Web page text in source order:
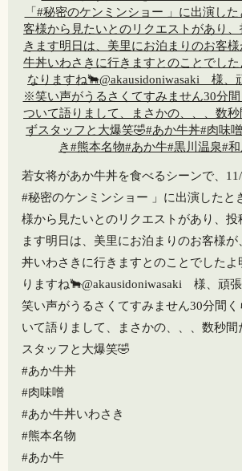
若女将があか牛丼を食べるシーンで、
#秘密のケンミンショー 」に出演したと
様から見たいとのリクエストがあり、投
ます明日は、美里にお泊まりのお客様
丼いわさきに行きます️とのことでしたよ
りますね🐂@akausidoniwasaki 様、頑
笑い声がうるさくてすみません30分間
いて語りまして、まさかの、、、数秒
スタッフと大爆笑🤣
#あか牛丼
#肉味噌
#あか牛丼いわさき
#熊本名物
#あか牛